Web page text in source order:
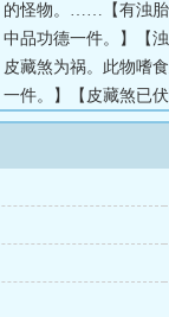
的怪物。……【有浊胎
中品功德一件。】【
皮藏煞为祸。此物嗜
一件。】【皮藏煞已
神淡漠，平缓的嗓音